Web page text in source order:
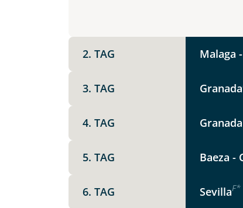
X
Telegram
2. TAG Malaga
3. TAG Granada
4. TAG
5. TAG Baeza -
6. TAG SevillaF*